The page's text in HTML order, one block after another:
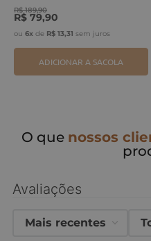
R$ 189,90
R$ 79,90
ou 6x de R$ 13,31 sem juros
ADICIONAR A SACOLA
O que nossos
Avaliações
Mais recentes